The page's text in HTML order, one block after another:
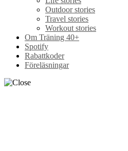
Outdoor stories
Travel stories
Workout stories
Om Träning 40+
Spotify
Rabattkoder
Föreläsningar